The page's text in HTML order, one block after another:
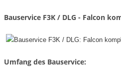
Bauservice F3K / DLG - Falcon
Umfang des Bauservice: